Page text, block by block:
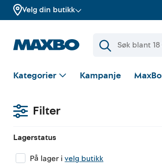
Velg din butikk
Kategorier Kampanje
Filter
Lagerstatus
På lager ivelg butikk